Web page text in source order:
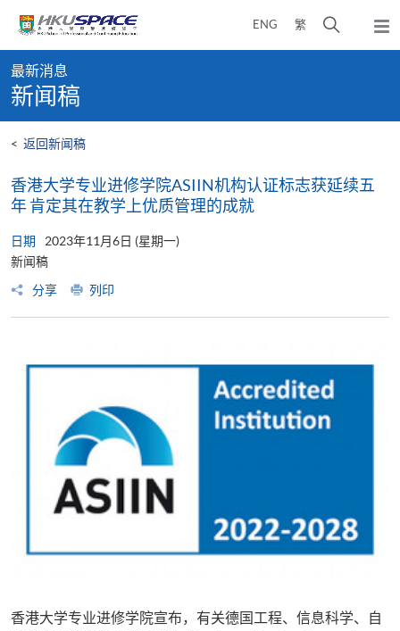
content
ENG 繁
开
弹
出
content
start
最新消息
新闻稿
< 返回新闻稿
香港大学专业进修学院ASIIN机构认证标志获延续五
年 肯定其在教学上优质管理的成就
日期
2023年11月6日 (星期一)
新闻稿
分享
列印
香港大学专业进修学院宣布，有关德国工程、信息科学、自